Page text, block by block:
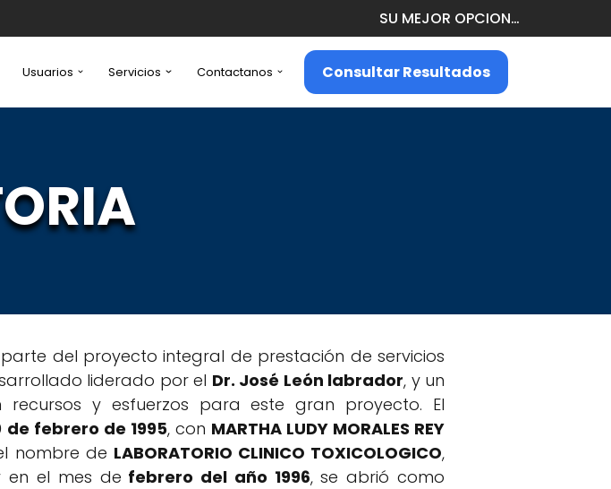
SU MEJOR OPCION…
Usuarios Servicios Contactanos Consultar Resultados
del proyecto integral de prestación de servicios
liderado por el Dr. José León labrador, y un
y esfuerzos para este gran proyecto. El
de febrero de 1995, con MARTHA LUDY MORALES REY
nombre de LABORATORIO CLINICO TOXICOLOGICO,
en el mes de febrero del año 1996, se abrió como